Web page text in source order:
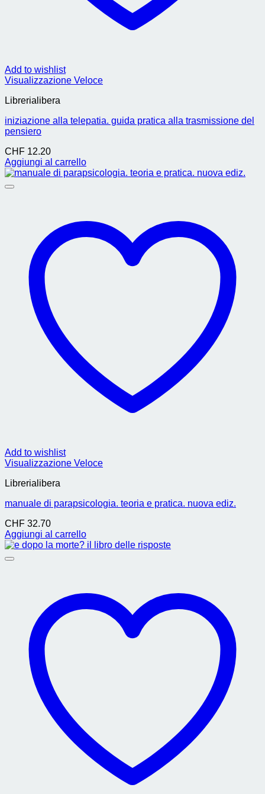
Add to wishlist
Visualizzazione Veloce
Librerialibera
iniziazione alla telepatia. guida pratica alla trasmissione del
pensiero
CHF 12.20
Aggiungi al carrello
Add to wishlist
Visualizzazione Veloce
Librerialibera
manuale di parapsicologia. teoria e pratica. nuova ediz.
CHF 32.70
Aggiungi al carrello